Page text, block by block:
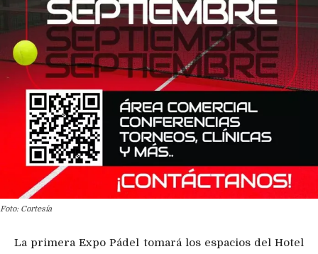
Foto: Cortesía
La primera Expo Pádel tomará los espacios del Hotel